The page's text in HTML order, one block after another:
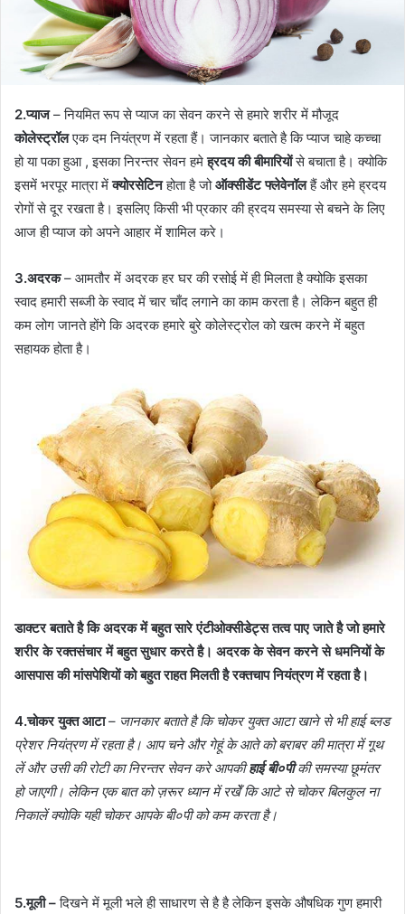
2.प्याज– नियमित रूप से प्याज का सेवन करने से हमारे शरीर में मौजूद
कोलेस्ट्रॉलएक दम नियंत्रण में रहता हैं। जानकार बताते है कि प्याज चाहे कच्चा
हो या पका हुआ , इसका निरन्तर सेवन हमेह्रदय की बीमारियोंसे बचाता है। क्योकि
इसमें भरपूर मात्रा मेंक्योरसेटिनहोता है जोऑक्सीडेंट फ्लेवेनॉलहैं और हमे ह्रदय
रोगों से दूर रखता है। इसलिए किसी भी प्रकार की ह्रदय समस्या से बचने के लिए
आज ही प्याज को अपने आहार में शामिल करे।
3.अदरक– आमतौर में अदरक हर घर की रसोई में ही मिलता है क्योकि इसका
स्वाद हमारी सब्जी के स्वाद में चार चाँद लगाने का काम करता है। लेकिन बहुत ही
कम लोग जानते होंगे कि अदरक हमारे बुरे कोलेस्ट्रोल को खत्म करने में बहुत
सहायक होता है।
डाक्टर बताते है कि अदरक में बहुत सारे एंटीओक्सीडेट्स तत्व पाए जाते है जो हमारे
शरीर के रक्तसंचार में बहुत सुधार करते है। अदरक के सेवन करने से धमनियों के
आसपास की मांसपेशियों को बहुत राहत मिलती है रक्तचाप नियंत्रण में रहता है।
4.चोकर युक्त आटा– जानकार बताते है कि चोकर युक्त आटा खाने से भी हाई ब्लड
प्रेशर नियंत्रण में रहता है। आप चने और गेहूं के आते को बराबर की मात्रा में गूथ
लें और उसी की रोटी का निरन्तर सेवन करे आपकीहाई बी०पीकी समस्या छूमंतर
हो जाएगी। लेकिन एक बात को ज़रूर ध्यान में रखेँ कि आटे से चोकर बिलकुल ना
निकालें क्योकि यही चोकर आपके बी०पी को कम करता है।
5.मूली –दिखने में मूली भले ही साधारण से है है लेकिन इसके औषधिक गुण हमारी